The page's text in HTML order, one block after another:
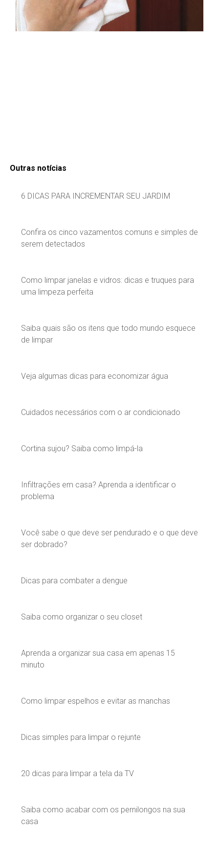
Outras notícias
6 DICAS PARA INCREMENTAR SEU JARDIM
Confira os cinco vazamentos comuns e simples de
serem detectados
Como limpar janelas e vidros: dicas e truques para
uma limpeza perfeita
Saiba quais são os itens que todo mundo esquece
de limpar
Veja algumas dicas para economizar água
Cuidados necessários com o ar condicionado
Cortina sujou? Saiba como limpá-la
Infiltrações em casa? Aprenda a identificar o
problema
Você sabe o que deve ser pendurado e o que deve
ser dobrado?
Dicas para combater a dengue
Saiba como organizar o seu closet
Aprenda a organizar sua casa em apenas 15
minuto
Como limpar espelhos e evitar as manchas
Dicas simples para limpar o rejunte
20 dicas para limpar a tela da TV
Saiba como acabar com os pernilongos na sua
casa